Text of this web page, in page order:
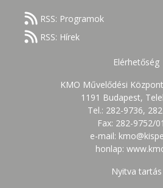
RSS: Programok
RSS: Hírek
Elérhetőség
KMO Művelődési
1191 Budapest,
Tel.: 282-9736,
Fax: 282-9752/
e-mail:
honlap:
Nyitva tartás